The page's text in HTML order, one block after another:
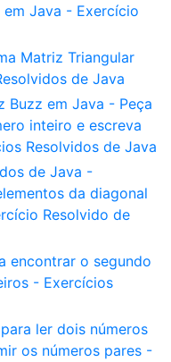
Java - Exercício
Matriz Triangular
de Java
Buzz em Java - Peça
inteiro e escreva
Resolvidos de Java
de Java -
da diagonal
Resolvido de
encontrar o segundo
- Exercícios
ler dois números
os números pares -